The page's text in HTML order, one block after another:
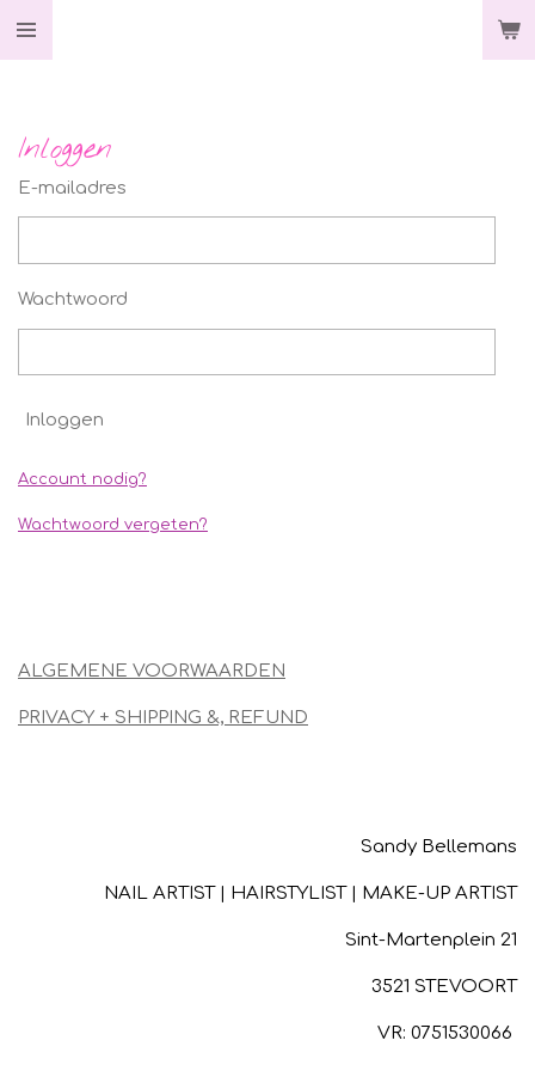
Ga
hoofdinhoud
Inloggen
E-mailadres
Wachtwoord
Inloggen
Account nodig?
Wachtwoord vergeten?
ALGEMENE VOORWAARDEN
PRIVACY + SHIPPING &, REFUND
Sandy Bellemans
NAIL ARTIST | HAIRSTYLIST | MAKE-UP ARTIST
Sint-Martenplein 21
3521 STEVOORT
VR: 0751530066